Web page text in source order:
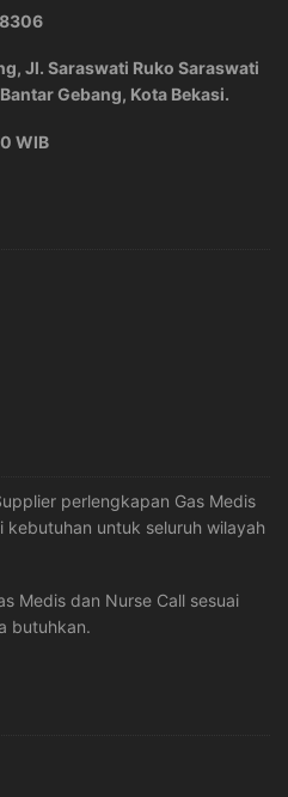
Jl. Saraswati Ruko Saraswati
Gebang, Kota Bekasi.
WIB
perlengkapan Gas Medis
kebutuhan untuk seluruh wilayah
Medis dan Nurse Call sesuai
butuhkan.